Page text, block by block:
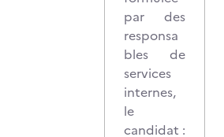
par des
responsa
bles de
services
internes,
le
candidat :